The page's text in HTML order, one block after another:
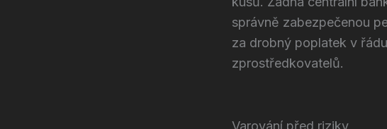
správně zabezpečenou
za drobný poplatek v
zprostředkovatelů.
Varování před riziky